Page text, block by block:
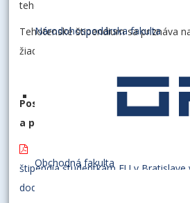
Národohospodárska fakulta
Obchodná fakulta
tehotenstva.
Tehotenské štipendium sa priznáva
žiadosti študentky.
Postup podania žiadosti o
a prílohy sú uvedené ďalej:
štipendia študentkám EU v Bratislave
dodatku č. 2